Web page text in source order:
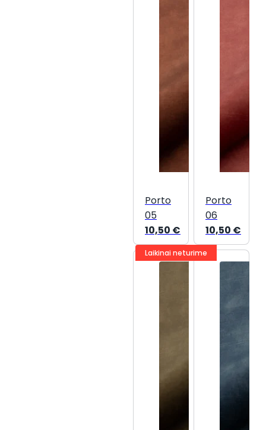
Porto
05
10,50 €
Laikinai neturime
Porto
06
10,50 €